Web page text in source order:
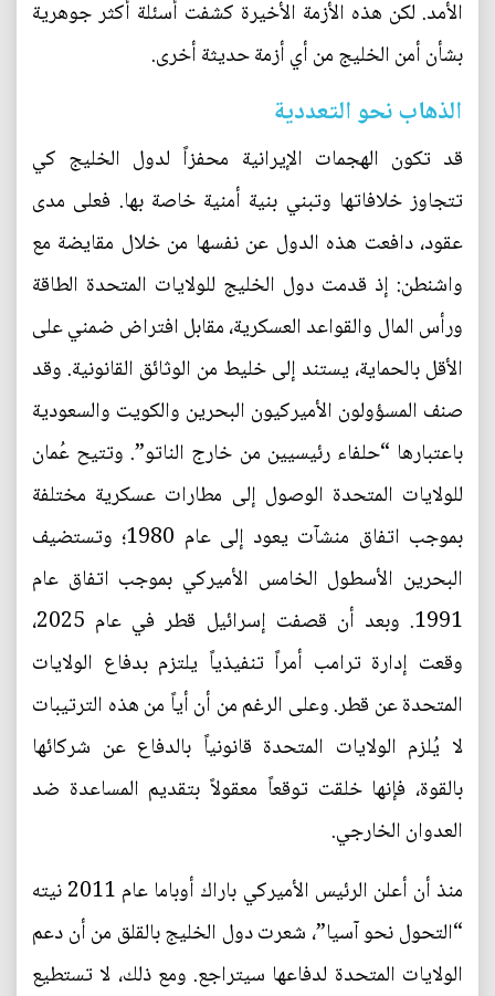
الأمد. لكن هذه الأزمة الأخيرة كشفت أسئلة أكثر جوهرية
بشأن أمن الخليج من أي أزمة حديثة أخرى.
الذهاب نحو التعددية
قد تكون الهجمات الإيرانية محفزاً لدول الخليج كي
تتجاوز خلافاتها وتبني بنية أمنية خاصة بها. فعلى مدى
عقود، دافعت هذه الدول عن نفسها من خلال مقايضة مع
واشنطن: إذ قدمت دول الخليج للولايات المتحدة الطاقة
ورأس المال والقواعد العسكرية، مقابل افتراض ضمني على
الأقل بالحماية، يستند إلى خليط من الوثائق القانونية. وقد
صنف المسؤولون الأميركيون البحرين والكويت والسعودية
باعتبارها “حلفاء رئيسيين من خارج الناتو”. وتتيح عُمان
للولايات المتحدة الوصول إلى مطارات عسكرية مختلفة
بموجب اتفاق منشآت يعود إلى عام 1980؛ وتستضيف
البحرين الأسطول الخامس الأميركي بموجب اتفاق عام
1991. وبعد أن قصفت إسرائيل قطر في عام 2025،
وقعت إدارة ترامب أمراً تنفيذياً يلتزم بدفاع الولايات
المتحدة عن قطر. وعلى الرغم من أن أياً من هذه الترتيبات
لا يُلزم الولايات المتحدة قانونياً بالدفاع عن شركائها
بالقوة، فإنها خلقت توقعاً معقولاً بتقديم المساعدة ضد
العدوان الخارجي.
منذ أن أعلن الرئيس الأميركي باراك أوباما عام 2011 نيته
“التحول نحو آسيا”، شعرت دول الخليج بالقلق من أن دعم
الولايات المتحدة لدفاعها سيتراجع. ومع ذلك، لا تستطيع